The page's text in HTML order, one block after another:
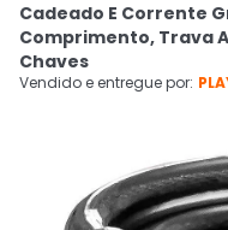
Cupons
Mais Vendidos
Cadeado E Corrente
Comprimento, Trava
Chaves
Vendido e entregue por: